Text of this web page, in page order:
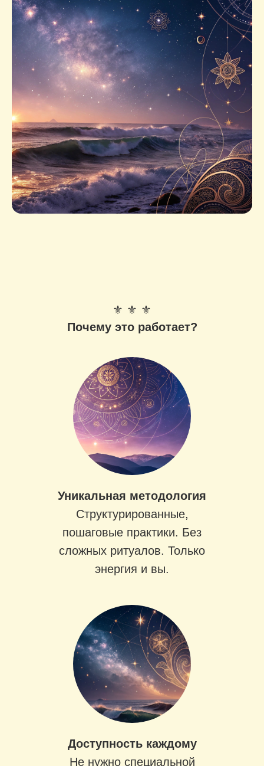
⚜ ⚜ ⚜
Почему это работает?
Уникальная методология
Структурированные,
пошаговые практики. Без
сложных ритуалов. Только
энергия и вы.
Доступность каждому
Не нужно специальной